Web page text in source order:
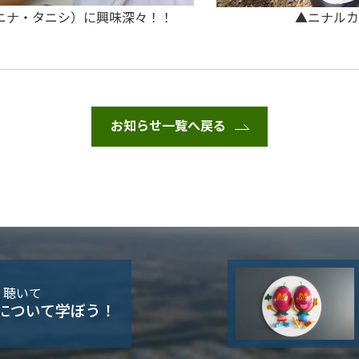
ニナ・タニシ）に興味深々！！ ▲ニナルカ
お知らせ一覧へ戻る
いて
ついて学ぼう！